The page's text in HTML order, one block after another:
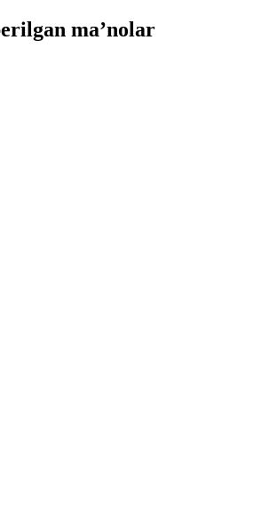
ma’nolar